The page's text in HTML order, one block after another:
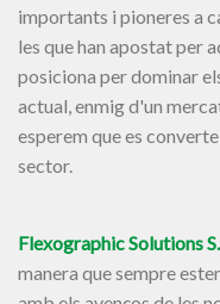
importants i pioneres a
les que han apostat per
posiciona per dominar
actual, enmig d'un
esperem que es
sector.
Flexographic Solutions
manera que sempre